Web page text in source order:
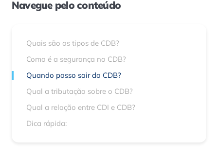
Navegue pelo conteúdo
Quais são os tipos de CDB?
Como é a segurança no CDB?
Quando posso sair do CDB?
Qual a tributação sobre o CDB?
Qual a relação entre CDI e CDB?
Dica rápida: